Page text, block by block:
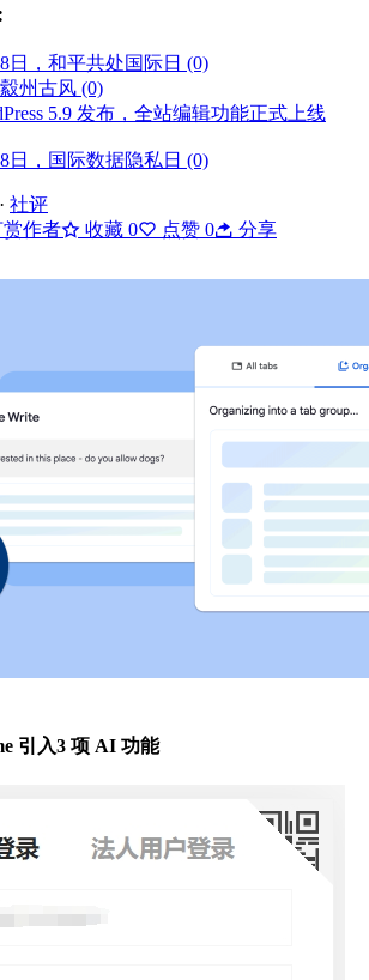
日，和平共处国际日 (0)
州古风 (0)
5.9 发布，全站编辑功能正式上线
日，国际数据隐私日 (0)
· 社评
赏作者 收藏 0 点赞 0 分享
引入3 项 AI 功能